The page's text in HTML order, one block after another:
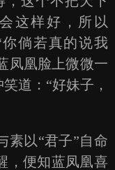
这样好，所以
倘若真的说我
凤凰脸上微微一
道：“好妹子，
以“君子”自命
，便知蓝凤凰喜